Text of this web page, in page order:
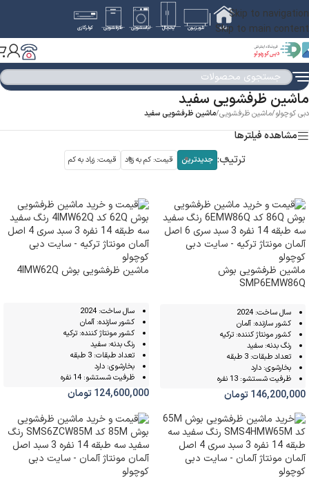
Skip to navigation
Skip to main content
خانه تلویزیون یخچال لباسشویی ظرفشویی کولرگازی
ماشین ظرفشویی سفید
دبی کوچولو/ماشین ظرفشویی/ماشین ظرفشویی سفید
مشاهده فیلترها
ترتیب: جدیدترین قیمت: کم به زیاد قیمت: زیاد به کم
ماشین ظرفشویی بوش
SMP6EMW86Q
سال ساخت: 2024
کشور سازنده: آلمان
کشور مونتاژ کننده: ترکیه
رنگ بدنه: سفید
تعداد طبقات: 3 طبقه
بخارشوی: دارد
ظرفیت شستشو: 13 نفره
146,200,000تومان
ماشین ظرفشویی بوش 4IMW62Q
سال ساخت: 2024
کشور سازنده: آلمان
کشور مونتاژ کننده: ترکیه
رنگ بدنه: سفید
تعداد طبقات: 3 طبقه
بخارشوی: دارد
ظرفیت شستشو: 14 نفره
124,600,000تومان